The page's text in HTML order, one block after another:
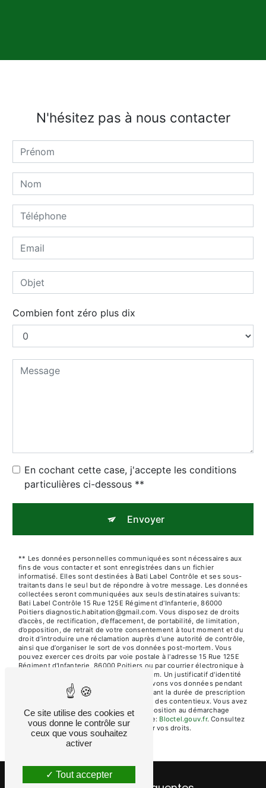
N'hésitez pas à nous contacter
Combien font zéro plus dix
En cochant cette case, j'accepte les conditions
particulières ci-dessous **
Envoyer
** Les données personnelles communiquées sont nécessaires aux
fins de vous contacter et sont enregistrées dans un fichier
informatisé. Elles sont destinées à Bati Label Contrôle et ses sous-
traitants dans le seul but de répondre à votre message. Les données
collectées seront communiquées aux seuls destinataires suivants:
Bati Label Contrôle 15 Rue 125E Régiment d'Infanterie, 86000
Poitiers diagnostic.habitation@gmail.com. Vous disposez de droits
d’accès, de rectification, d’effacement, de portabilité, de limitation,
d’opposition, de retrait de votre consentement à tout moment et du
droit d’introduire une réclamation auprès d’une autorité de contrôle,
ainsi que d’organiser le sort de vos données post-mortem. Vous
pouvez exercer ces droits par voie postale à l'adresse 15 Rue 125E
Régiment d'Infanterie, 86000 Poitiers ou par courrier électronique à
l'adresse diagnostic.habitation@gmail.com. Un justificatif d'identité
pourra vous être demandé. Nous conservons vos données pendant
la période de prise de contact puis pendant la durée de prescription
légale aux fins probatoires et de gestion des contentieux. Vous avez
le droit de vous inscrire sur la liste d'opposition au démarchage
téléphonique, disponible à cette adresse:
Bloctel.gouv.fr. Consultez
le site cnil.fr pour plus d’informations sur vos droits.
Ce site utilise des cookies et
vous donne le contrôle sur
ceux que vous souhaitez
activer
Tout accepter